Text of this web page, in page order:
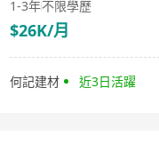
1-3年不限學歷
$26K/月
何記建材 近3日活躍